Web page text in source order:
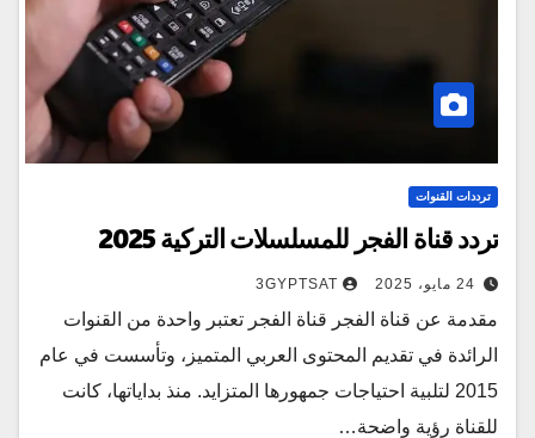
ترددات القنوات
تردد قناة الفجر للمسلسلات التركية 2025
24 مايو، 2025 3GYPTSAT
مقدمة عن قناة الفجر قناة الفجر تعتبر واحدة من القنوات
الرائدة في تقديم المحتوى العربي المتميز، وتأسست في عام
2015 لتلبية احتياجات جمهورها المتزايد. منذ بداياتها، كانت
للقناة رؤية واضحة…